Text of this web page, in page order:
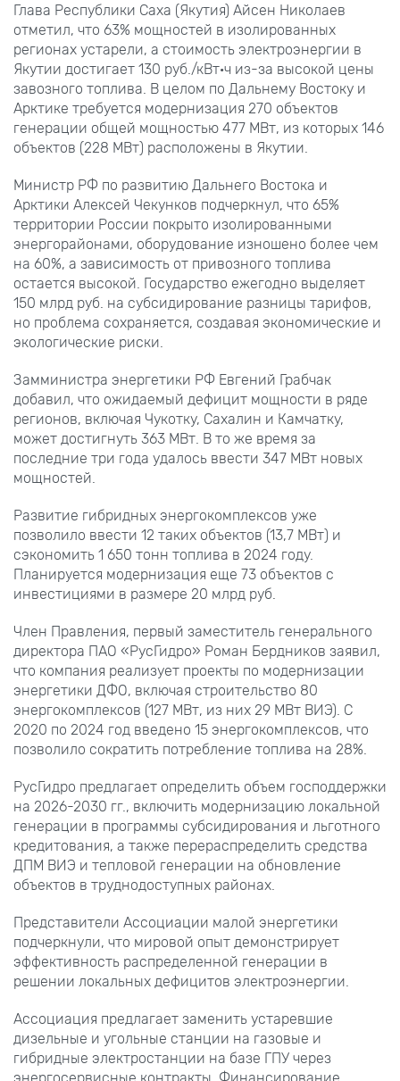
Глава Республики Саха (Якутия) Айсен Николаев
отметил, что 63% мощностей в изолированных
регионах устарели, а стоимость электроэнергии в
Якутии достигает 130 руб./кВт·ч из-за высокой цены
завозного топлива. В целом по Дальнему Востоку и
Арктике требуется модернизация 270 объектов
генерации общей мощностью 477 МВт, из которых 146
объектов (228 МВт) расположены в Якутии.
Министр РФ по развитию Дальнего Востока и
Арктики Алексей Чекунков подчеркнул, что 65%
территории России покрыто изолированными
энергорайонами, оборудование изношено более чем
на 60%, а зависимость от привозного топлива
остается высокой. Государство ежегодно выделяет
150 млрд руб. на субсидирование разницы тарифов,
но проблема сохраняется, создавая экономические и
экологические риски.
Замминистра энергетики РФ Евгений Грабчак
добавил, что ожидаемый дефицит мощности в ряде
регионов, включая Чукотку, Сахалин и Камчатку,
может достигнуть 363 МВт. В то же время за
последние три года удалось ввести 347 МВт новых
мощностей.
Развитие гибридных энергокомплексов уже
позволило ввести 12 таких объектов (13,7 МВт) и
сэкономить 1 650 тонн топлива в 2024 году.
Планируется модернизация еще 73 объектов с
инвестициями в размере 20 млрд руб.
Член Правления, первый заместитель генерального
директора ПАО «РусГидро» Роман Бердников заявил,
что компания реализует проекты по модернизации
энергетики ДФО, включая строительство 80
энергокомплексов (127 МВт, из них 29 МВт ВИЭ). С
2020 по 2024 год введено 15 энергокомплексов, что
позволило сократить потребление топлива на 28%.
РусГидро предлагает определить объем господдержки
на 2026-2030 гг., включить модернизацию локальной
генерации в программы субсидирования и льготного
кредитования, а также перераспределить средства
ДПМ ВИЭ и тепловой генерации на обновление
объектов в труднодоступных районах.
Представители Ассоциации малой энергетики
подчеркнули, что мировой опыт демонстрирует
эффективность распределенной генерации в
решении локальных дефицитов электроэнергии.
Ассоциация предлагает заменить устаревшие
дизельные и угольные станции на газовые и
гибридные электростанции на базе ГПУ через
энергосервисные контракты. Финансирование